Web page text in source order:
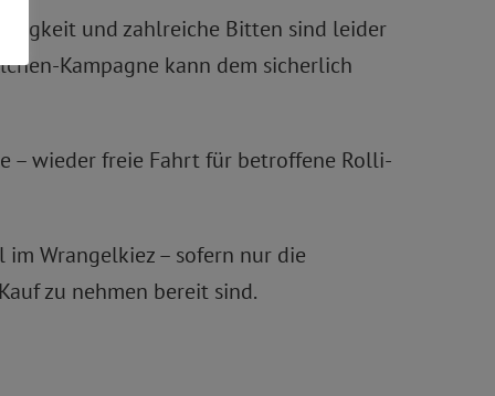
und zahlreiche Bitten sind leider
Kampagne kann dem sicherlich
– wieder freie Fahrt für betroffene Rolli-
Wrangelkiez – sofern nur die
zu nehmen bereit sind.